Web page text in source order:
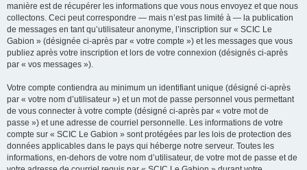
manière est de récupérer les informations que vous nous envoyez et que nous
collectons. Ceci peut correspondre — mais n’est pas limité à — la publication
de messages en tant qu’utilisateur anonyme, l’inscription sur « SCIC Le
Gabion » (désignée ci-après par « votre compte ») et les messages que vous
publiez après votre inscription et lors de votre connexion (désignés ci-après
par « vos messages »).
Votre compte contiendra au minimum un identifiant unique (désigné ci-après
par « votre nom d’utilisateur ») et un mot de passe personnel vous permettant
de vous connecter à votre compte (désigné ci-après par « votre mot de
passe ») et une adresse de courriel personnelle. Les informations de votre
compte sur « SCIC Le Gabion » sont protégées par les lois de protection des
données applicables dans le pays qui héberge notre serveur. Toutes les
informations, en-dehors de votre nom d’utilisateur, de votre mot de passe et de